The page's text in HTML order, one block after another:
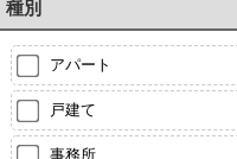
種別
アパート
戸建て
事務所